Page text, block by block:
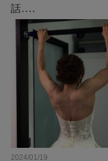
話....
2024/01/19